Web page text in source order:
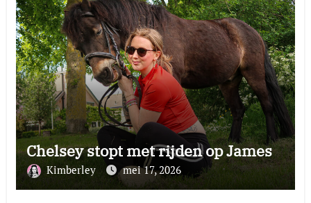
Chelsey stopt met rijden op James
Kimberley mei 17, 2026